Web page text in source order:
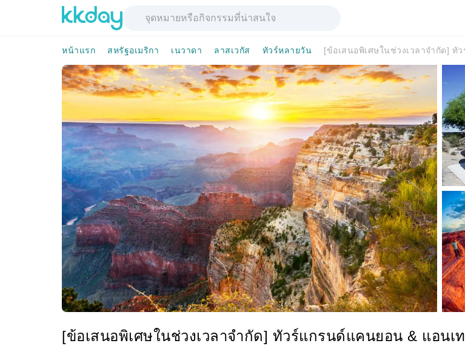
หน้าแรก สหรัฐอเมริกา เนวาดา ลาสเวกัส ทัวร์หลายวัน
[ข้อเสนอพิเศษในช่วงเวลาจำกัด] ทัวร์แกรนด์แคนยอน & แอนเท